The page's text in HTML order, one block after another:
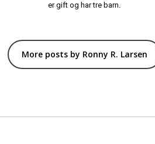
er gift og har tre barn.
More posts by Ronny R. Larsen